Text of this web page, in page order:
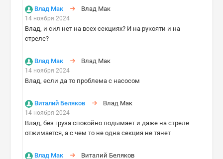
Влад Мак Влад Мак
14 ноября 2024
Влад, и сил нет на всех секциях? И на рукояти и на
стреле?
Влад Мак Влад Мак
14 ноября 2024
Влад, если да то проблема с насосом
Виталий Беляков Влад Мак
14 ноября 2024
Влад, без груза спокойно подымает и даже на стреле
отжимается, а с чем то не одна секция не тянет
Влад Мак Виталий Беляков